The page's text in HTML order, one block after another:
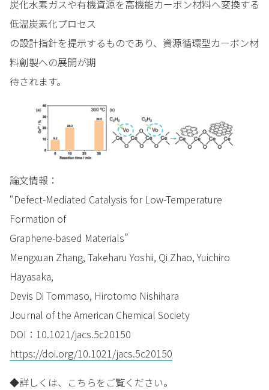
炭化水素ガスや有機資源を高機能カーボン材料へ変換する
低温炭素化プロセス
の設計指針を提示するものであり、資源循環型カーボン材
料創製への展開が期
待されます。
論文情報：
“Defect-Mediated Catalysis for Low-Temperature
Formation of
Graphene-based Materials”
Mengxuan Zhang, Takeharu Yoshii, Qi Zhao, Yuichiro
Hayasaka,
Devis Di Tommaso, Hirotomo Nishihara
Journal of the American Chemical Society
DOI：10.1021/jacs.5c20150
https://doi.org/10.1021/jacs.5c20150
◆詳しくは、こちらをご覧ください。